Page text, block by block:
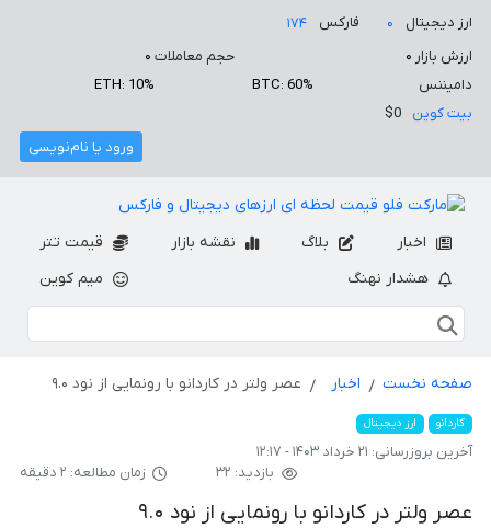
ارز دیجیتال ۰ فارکس
۱۷۴
ارزش بازار ۰ حجم معاملات ۰
دامیننس
BTC: 60%
ETH: 10%
بیت کوین
$0
ورود یا نام‌نویسی
اخبار بلاگ نقشه بازار
قیمت تتر
هشدار نهنگ
میم کوین
صفحه نخست اخبار عصر ولتر در کاردانو با رونمایی از نود ۹.۰
کاردانو ارز دیجیتال
آخرین بروزرسانی: ۲۱ خرداد ۱۴۰۳ - ۱۲:۱۷
بازدید: ۳۲
زمان مطالعه: ۲ دقیقه
عصر ولتر در کاردانو با رونمایی از نود ۹.۰